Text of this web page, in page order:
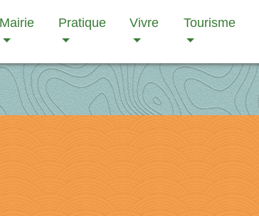
Mairie Pratique Vivre Tourisme